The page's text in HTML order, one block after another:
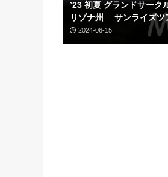
’23 初夏 グランドサーク
リゾナ州 サンライズツ
2024-06-15